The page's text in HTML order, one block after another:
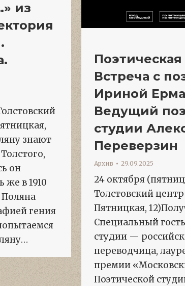
из
знают
он
же в 1910
гения
Встреча с
Ириной
Ведущий
студии
Переверзин
Архив 29.09.2025
24 октября
Толстовский
Пятницкая,
Специальный
студии —
переводчица,
премии
Поэтической